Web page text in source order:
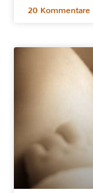
20 Kommentare